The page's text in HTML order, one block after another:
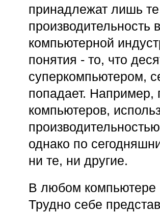
принадлежат лишь
компьютерной
понятия - то, что
суперкомпьютером,
попадает. Например,
компьютеров,
однако по
ни те, ни другие.
В любом компьютере
Трудно себе